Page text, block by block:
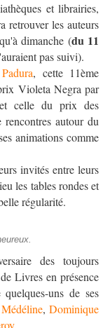
et librairies,
retrouver les auteurs
dimanche (du 11
pas suivi).
, cette 11ème
Violeta Negra par
celle du prix des
autour du
animations comme
invités entre leurs
les tables rondes et
régularité.
des toujours
Livres en présence
uns de ses
, Dominique
.